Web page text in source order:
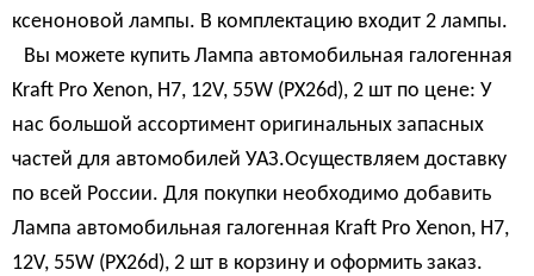
ксеноновой лампы. В комплектацию входит 2 лампы.
Вы можете купить Лампа автомобильная галогенная
Kraft Pro Xenon, H7, 12V, 55W (PX26d), 2 шт по цене: У
нас большой ассортимент оригинальных запасных
частей для автомобилей УАЗ.Осуществляем доставку
по всей России. Для покупки необходимо добавить
Лампа автомобильная галогенная Kraft Pro Xenon, H7,
12V, 55W (PX26d), 2 шт в корзину и оформить заказ.